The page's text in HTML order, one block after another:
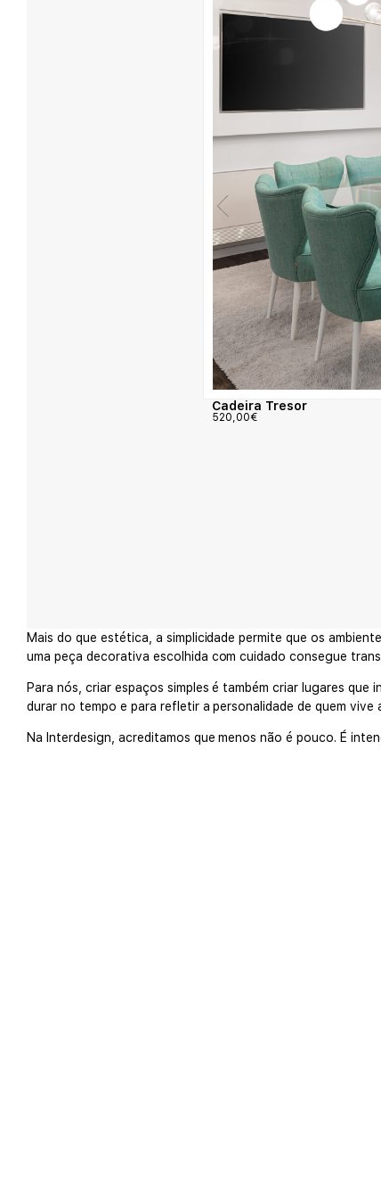
Cadeira Tresor
520,00€
Mais do que estética, a simplicidade permite que os
uma peça decorativa escolhida com cuidado consegue
Para nós, criar espaços simples é também criar lugares
durar no tempo e para refletir a personalidade de quem vive
Na Interdesign, acreditamos que menos não é pouco. É